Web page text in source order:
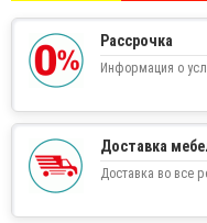
Рассрочка
Информация о
Доставка
Доставка во все